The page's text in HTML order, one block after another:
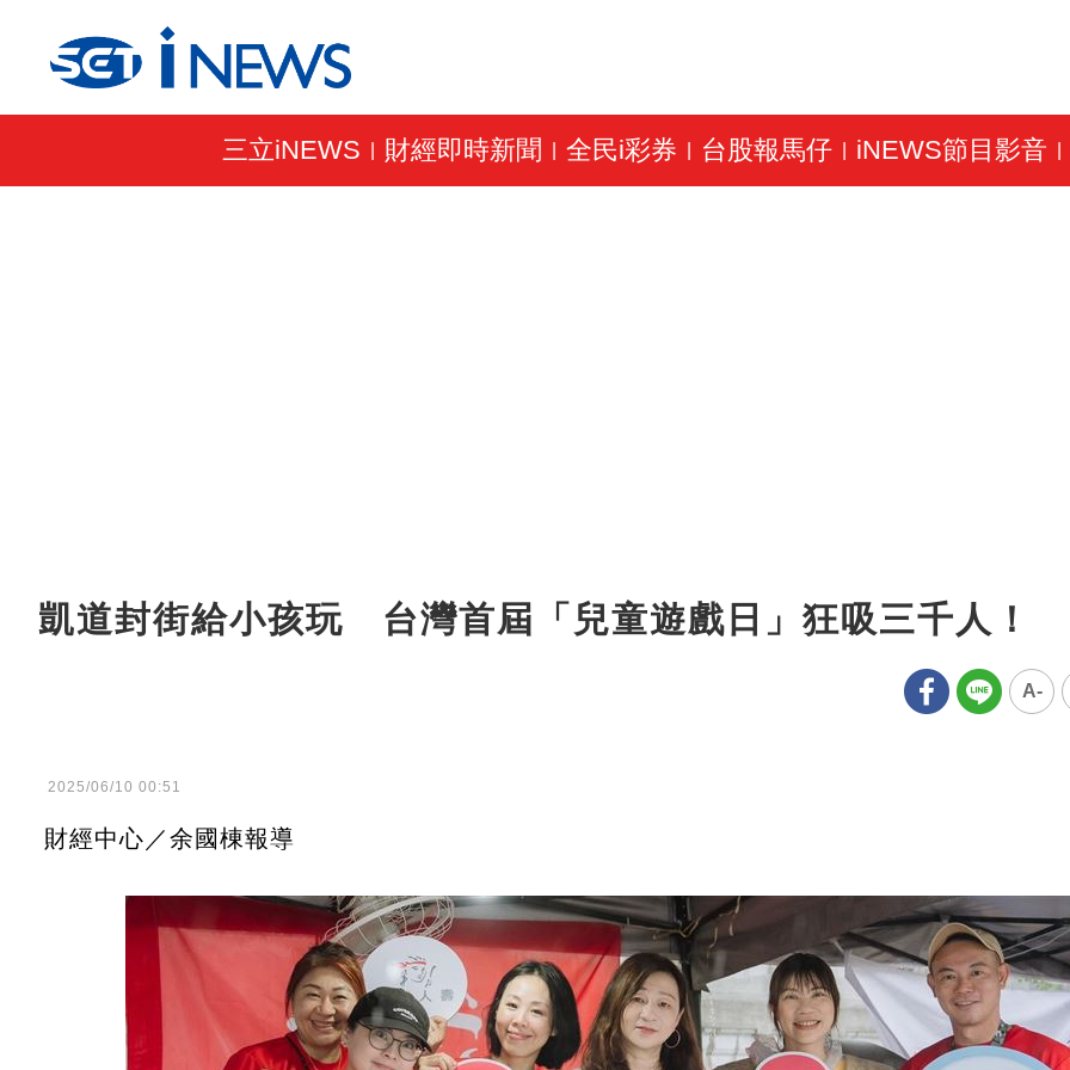
三立iNEWS 財經即時新聞 全民i彩券 台股報馬仔| iNEWS節目影音
凱道封街給小孩玩 台灣首屆「兒童遊戲日」狂吸三千人！
A-
2025/06/10 00:51
財經中心／余國棟報導